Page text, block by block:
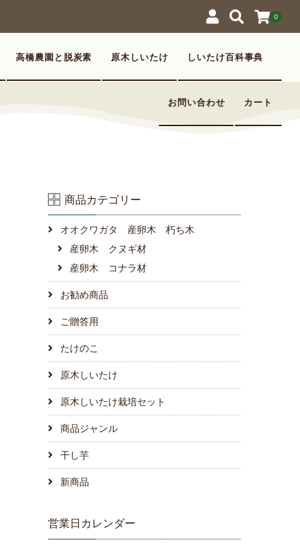
0
高橋農園と脱炭素 原木しいたけ しいたけ百科事典
お問い合わせ カート
商品カテゴリー
オオクワガタ 産卵木 朽ち木
産卵木 クヌギ材
産卵木 コナラ材
お勧め商品
ご贈答用
たけのこ
原木しいたけ
原木しいたけ栽培セット
商品ジャンル
干し芋
新商品
営業日カレンダー